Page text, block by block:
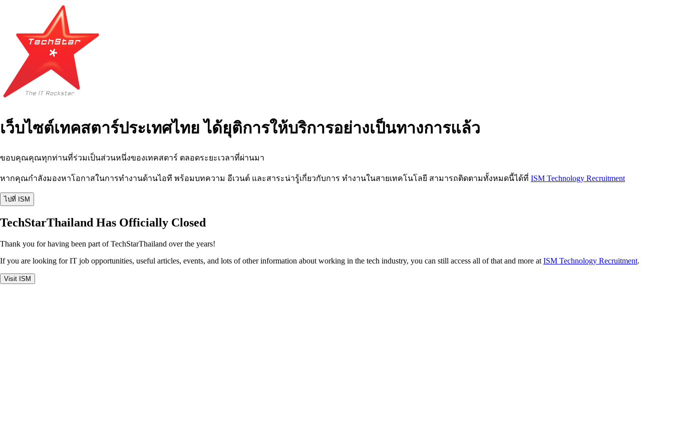
เว็บไซต์เทคสตาร์ประเทศไทย ได้ยุติการให้บริการอย่างเป็นทางการแล้ว
ขอบคุณคุณทุกท่านที่ร่วมเป็นส่วนหนึ่งของเทคสตาร์ ตลอดระยะเวลาที่ผ่านมา
หากคุณกำลังมองหาโอกาสในการทำงานด้านไอที พร้อมบทความ อีเวนต์ และสาระน่ารู้เกี่ยวกับการ ทำงานในสายเทคโนโลยี สามารถติดตามทั้งหมดนี้ได้ที่ ISM Technology Recruitment
ไปที่ ISM
TechStarThailand Has Officially Closed
Thank you for having been part of TechStarThailand over the years!
If you are looking for IT job opportunities, useful articles, events, and lots of other information about working in the tech industry, you can still access all of that and more at ISM Technology Recruitment.
Visit ISM